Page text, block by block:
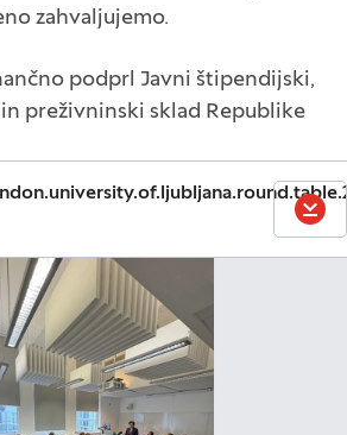
zahvaljujemo.
podprl Javni štipendijski,
preživninski sklad Republike